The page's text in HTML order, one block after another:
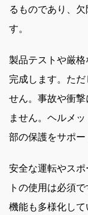
るものであり、
す。
製品テストや厳
完成します。た
せん。事故や衝
ません。ヘルメ
部の保護をサポー
安全な運転やス
トの使用は必須
機能も多様化し